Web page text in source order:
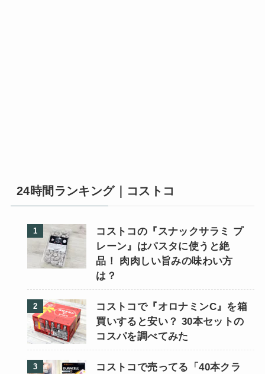
24時間ランキング｜コストコ
コストコの『スナックサラミ プ
レーン』はパスタに使うと絶
品！ 肉肉しい旨みの味わい方
は？
コストコで『オロナミンC』を箱
買いすると安い？ 30本セットの
コスパを調べてみた
コストコで売ってる「40本クラ